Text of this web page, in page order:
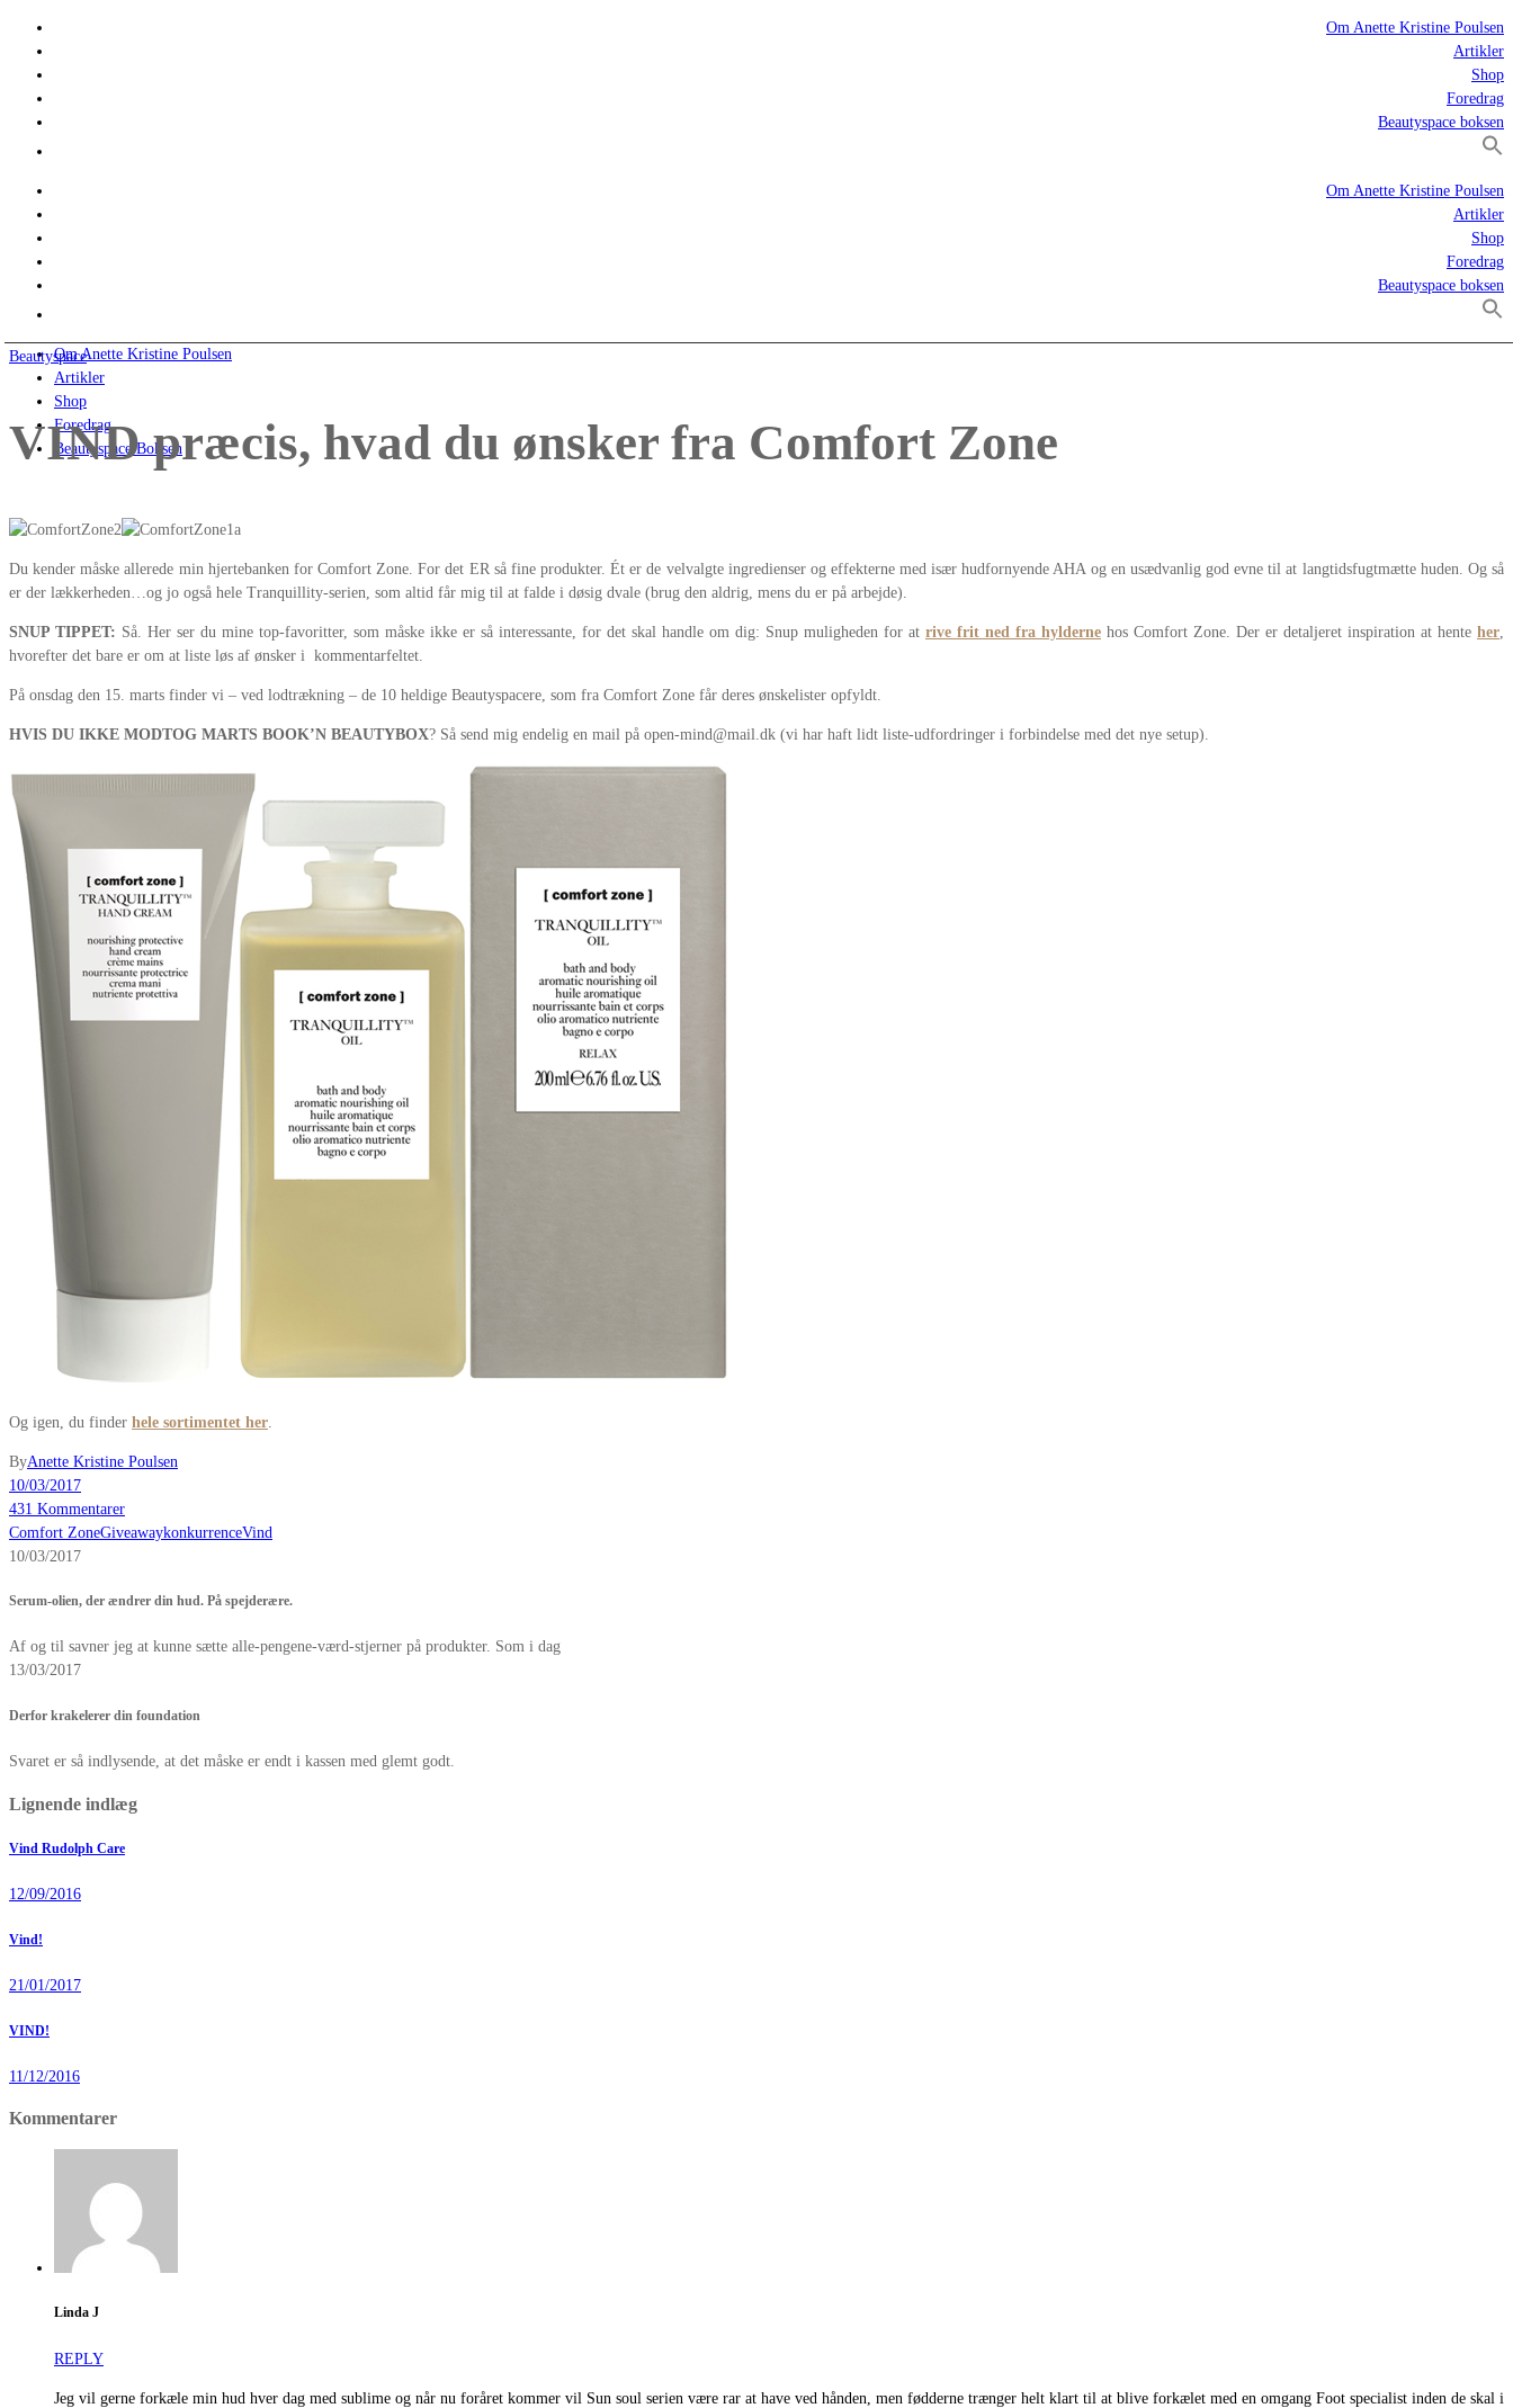
Om Anette Kristine Poulsen
Artikler
Shop
Foredrag
Beautyspace boksen
Om Anette Kristine Poulsen
Artikler
Shop
Foredrag
Beautyspace boksen
Om Anette Kristine Poulsen
Artikler
Shop
Foredrag
Beautyspace Boksen
Beautyspace
VIND præcis, hvad du ønsker fra Comfort Zone
Du kender måske allerede min hjertebanken for Comfort Zone. For det ER så fine produkter. Ét er de velvalgte ingredienser og effekterne med især hudfornyende AHA og en usædvanlig god evne til at langtidsfugtmætte huden. Og så
er der lækkerheden…og jo også hele Tranquillity-serien, som altid får mig til at falde i døsig dvale (brug den aldrig, mens du er på arbejde).
SNUP TIPPET: Så. Her ser du mine top-favoritter, som måske ikke er så interessante, for det skal handle om dig: Snup muligheden for at rive frit ned fra hylderne hos Comfort Zone. Der er detaljeret inspiration at hente her
hvorefter det bare er om at liste løs af ønsker i kommentarfeltet.
På onsdag den 15. marts finder vi – ved lodtrækning – de 10 heldige Beautyspacere, som fra Comfort Zone får deres ønskelister opfyldt.
HVIS DU IKKE MODTOG MARTS BOOK’N BEAUTYBOX? Så send mig endelig en mail på open-mind@mail.dk (vi har haft lidt liste-udfordringer i forbindelse med det nye setup).
Og igen, du finder hele sortimentet her
ByAnette Kristine Poulsen
10/03/2017
431 Kommentarer
Comfort ZoneGiveawaykonkurrenceVind
10/03/2017
Serum-olien, der ændrer din hud. På spejderære.
Af og til savner jeg at kunne sætte alle-pengene-værd-stjerner på produkter. Som i dag
13/03/2017
Derfor krakelerer din foundation
Svaret er så indlysende, at det måske er endt i kassen med glemt godt.
Lignende indlæg
Vind Rudolph Care
12/09/2016
Vind!
21/01/2017
VIND!
11/12/2016
Kommentarer
Linda J
REPLY
Jeg vil gerne forkæle min hud hver dag med sublime og når nu foråret kommer vil Sun soul serien være rar at have ved hånden, men fødderne trænger helt klart til at blive forkælet med en omgang Foot specialist inden de skal i